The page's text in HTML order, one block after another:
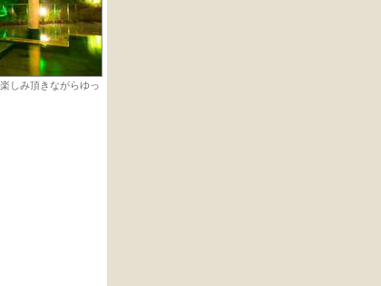
しみ頂きながらゆっ